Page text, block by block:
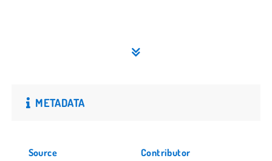
METADATA
Source Contributor